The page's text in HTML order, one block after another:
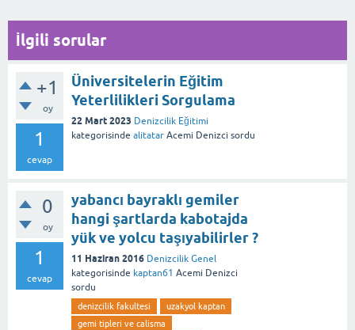
İlgili sorular
+1
oy
1
cevap
Üniversitelerin Eğitim
Yeterlilikleri Sorgulama
22 Mart 2023 Denizcilik Eğitimi
kategorisinde alitatar Acemi Denizci sordu
0
oy
1
cevap
yabancı bayraklı gemiler
hangi şartlarda kabotajda
yük ve yolcu taşıyabilirler ?
11 Haziran 2016 Denizcilik Genel
kategorisinde kaptan61 Acemi Denizci
sordu
denizcilik fakultesi
uzakyol kaptan
gemi tipleri ve calisma